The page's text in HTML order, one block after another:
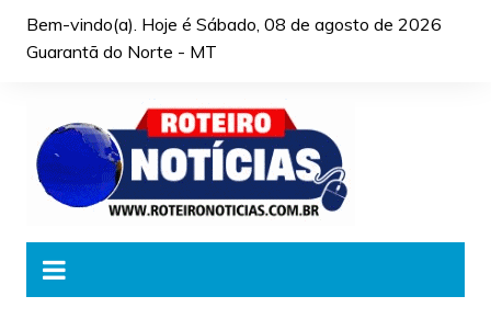
Bem-vindo(a). Hoje é Sábado, 08 de agosto de 2026
Guarantã do Norte - MT